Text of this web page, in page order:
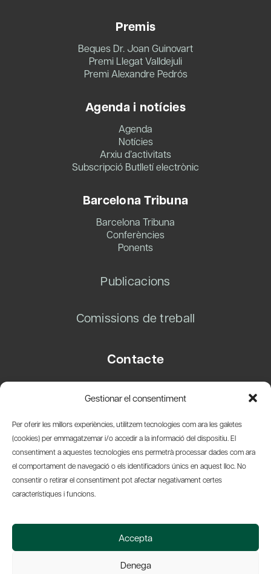
Gestionar el consentiment
Per oferir les millors experiències, utilitzem tecnologies com ara les galetes
(cookies) per emmagatzemar i/o accedir a la informació del dispositiu. El
consentiment a aquestes tecnologies ens permetrà processar dades com ara
el comportament de navegació o els identificadors únics en aquest lloc. No
consentir o retirar el consentiment pot afectar negativament certes
característiques i funcions.
Accepta
Denega
Premis
Beques Dr. Joan Guinovart
Premi Llegat Valldejuli
Premi Alexandre Pedrós
Agenda i notícies
Agenda
Notícies
Arxiu d’activitats
Subscripció Butlletí electrònic
Barcelona Tribuna
Barcelona Tribuna
Conferències
Ponents
Publicacions
Comissions de treball
Contacte
08003 Barcelona
info@amicsdelpais.com
Suscripció Newsletter
© 2026 Societat Econòmica Barcelonesa d'Amics del País
Web by Ideamatic